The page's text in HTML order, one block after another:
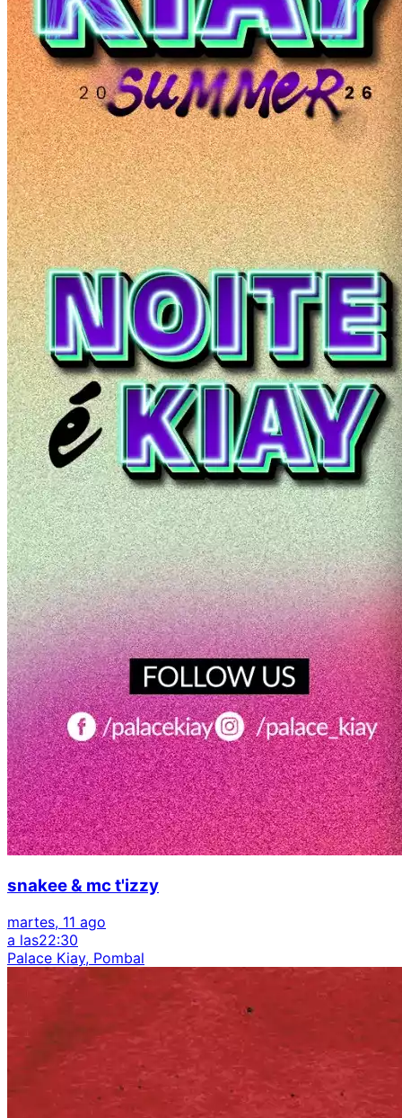
snakee & mc t'izzy
martes, 11 ago
a las22:30
Palace Kiay, Pombal